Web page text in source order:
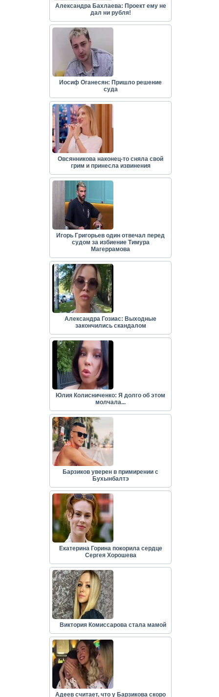
Александра Бахлаева: Проект ему не
дал ни рубля!
Иосиф Оганесян: Пришло решение
суда
Овсянникова наконец-то сняла свой
грим и принесла извинения
Игорь Григорьев один отвечал перед
судом за избиение Тимура
Магеррамова
Александра Гозиас: Выходные
закончились скандалом
Юлия Колисниченко: Я долго об этом
молчала...
Барзиков уверен в примирении с
Бухынбалтэ
Екатерина Горина покорила сердце
Сергея Хорошева
Виктория Комиссарова стала мамой
Адеев считает, что у Барзикова скоро